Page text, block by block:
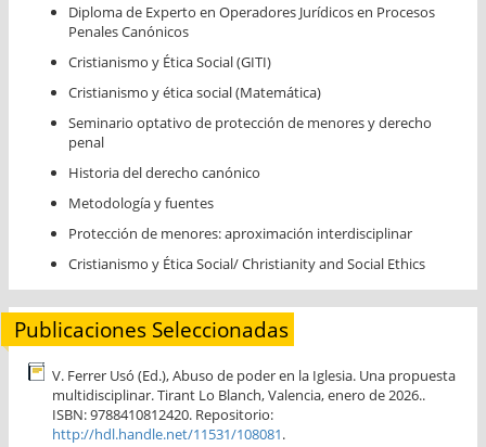
Diploma de Experto en Operadores Jurídicos en Procesos
Penales Canónicos
Cristianismo y Ética Social (GITI)
Cristianismo y ética social (Matemática)
Seminario optativo de protección de menores y derecho
penal
Historia del derecho canónico
Metodología y fuentes
Protección de menores: aproximación interdisciplinar
Cristianismo y Ética Social/ Christianity and Social Ethics
Publicaciones Seleccionadas
V. Ferrer Usó (Ed.), Abuso de poder en la Iglesia. Una propuesta
multidisciplinar. Tirant Lo Blanch, Valencia, enero de 2026..
ISBN: 9788410812420. Repositorio:
http://hdl.handle.net/11531/108081.